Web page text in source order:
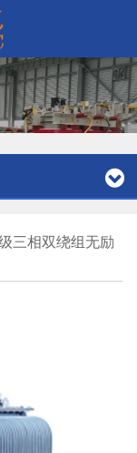
双绕
变压
三相双绕组无励